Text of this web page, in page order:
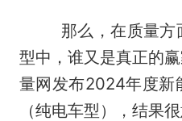
那么，在质量方
型中，谁又是真正的
量网发布2024年度新
（纯电车型），结果